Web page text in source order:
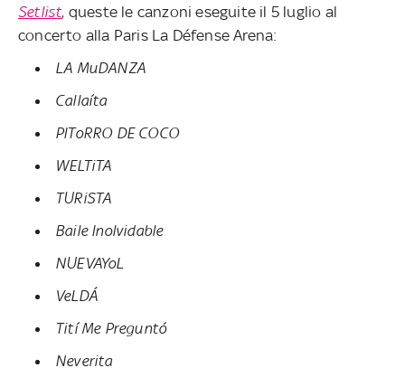
Setlist, queste le canzoni eseguite il 5 luglio al
concerto alla Paris La Défense Arena:
LA MuDANZA
Callaíta
PIToRRO DE COCO
WELTiTA
TURiSTA
Baile Inolvidable
NUEVAYoL
VeLDÁ
Tití Me Preguntó
Neverita